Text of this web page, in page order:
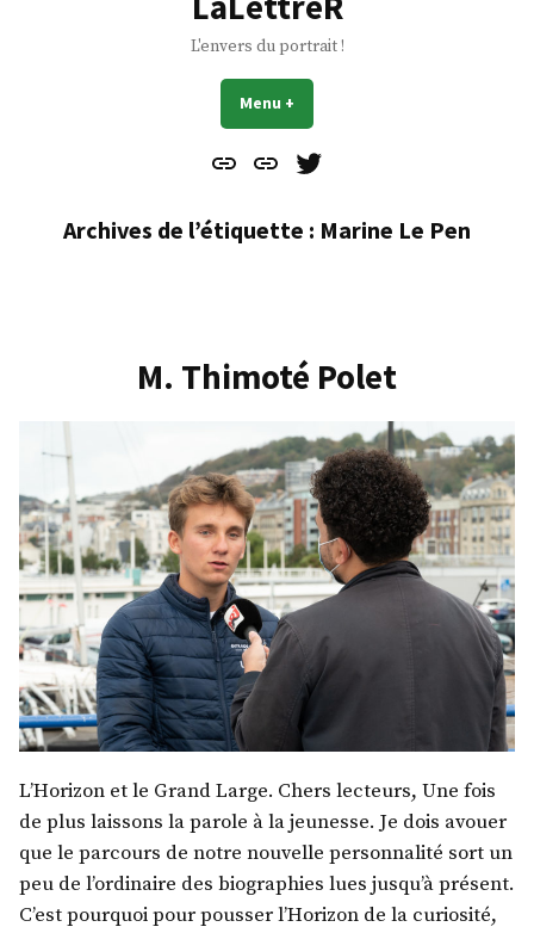
L'envers du portrait !
Menu +
Contact
À
Mes
Archives de l’étiquette : Marine Le Pen
M. Thimoté Polet
L’Horizon et le Grand Large. Chers lecteurs, Une fois
de plus laissons la parole à la jeunesse. Je dois avouer
que le parcours de notre nouvelle personnalité sort un
peu de l’ordinaire des biographies lues jusqu’à présent.
C’est pourquoi pour pousser l’Horizon de la curiosité,